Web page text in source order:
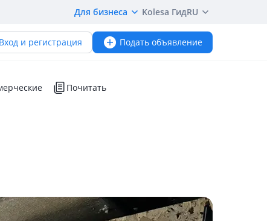
Для бизнеса Kolesa ГидRU
Вход и регистрация Подать объявление
Почитать